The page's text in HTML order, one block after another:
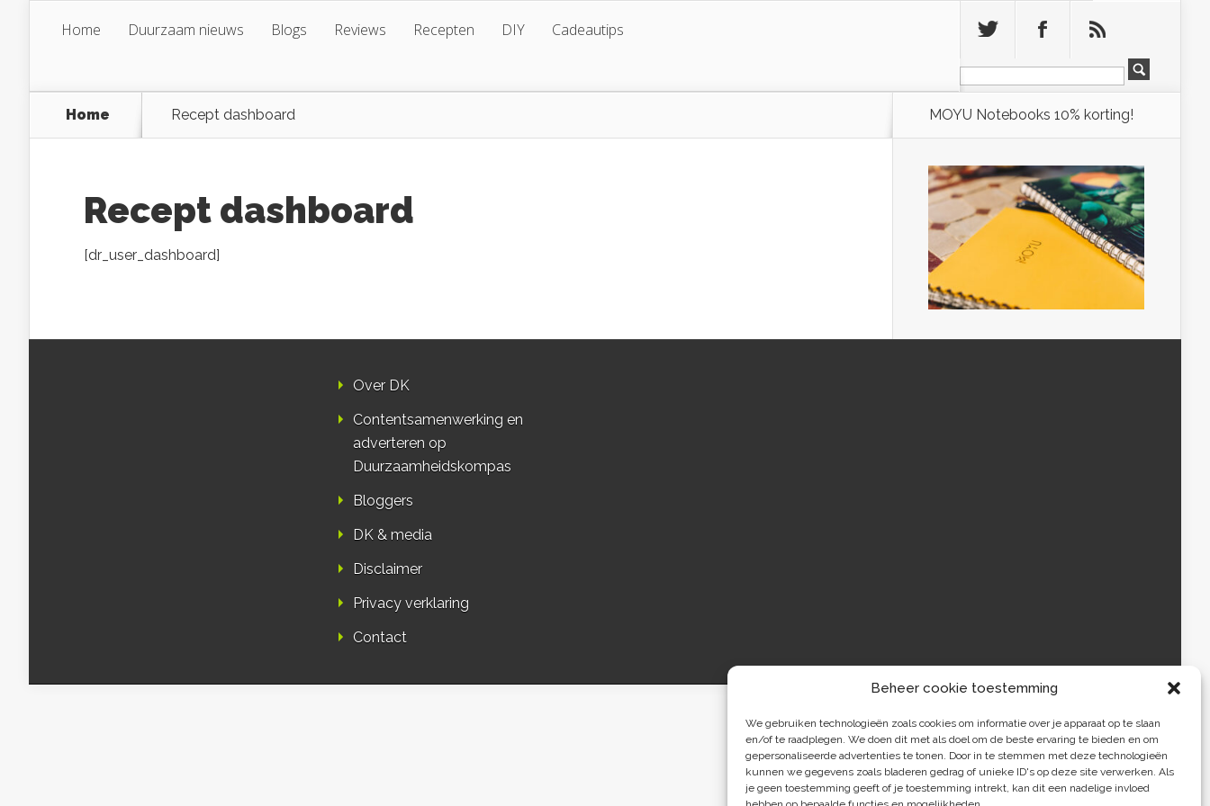
Beheer cookie toestemming
We gebruiken technologieën zoals cookies om informatie over je apparaat op te slaan
en/of te raadplegen. We doen dit met als doel om de beste ervaring te bieden en om
gepersonaliseerde advertenties te tonen. Door in te stemmen met deze technologieën
kunnen we gegevens zoals bladeren gedrag of unieke ID's op deze site verwerken. Als
je geen toestemming geeft of je toestemming intrekt, kan dit een nadelige invloed
Home Duurzaam nieuws Blogs Reviews Recepten DIY Cadeautips
Home Recept dashboard
Recept dashboard
[dr_user_dashboard]
MOYU Notebooks 10% korting!
Over DK
Contentsamenwerking en
adverteren op
Duurzaamheidskompas
Bloggers
DK & media
Disclaimer
Privacy verklaring
Contact
Duurzaamheidskompas 2009-2026